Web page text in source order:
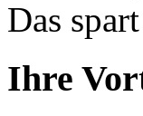
Das
Ihre